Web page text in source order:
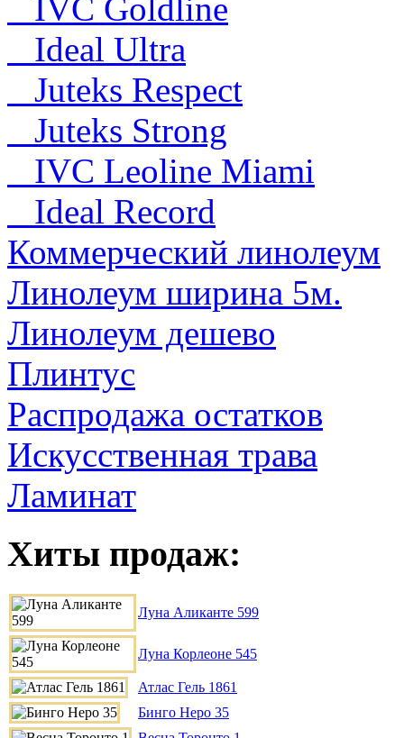
IVC Goldline
Ideal Ultra
Juteks Respect
Juteks Strong
IVC Leoline Miami
Ideal Record
Коммерческий линолеум
Линолеум ширина 5м.
Линолеум дешево
Плинтус
Распродажа остатков
Искусственная трава
Ламинат
Хиты продаж:
Луна Аликанте 599
Луна Корлеоне 545
Атлас Гель 1861
Бинго Неро 35